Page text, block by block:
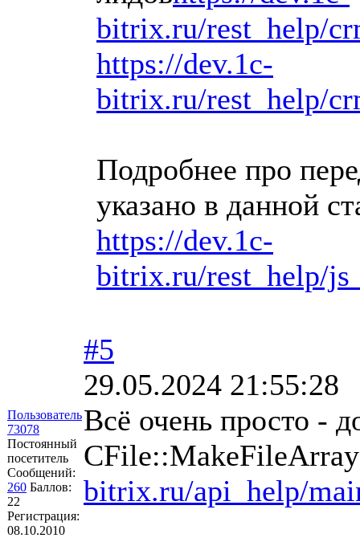
bitrix.ru/rest_help/
https://dev.1c-
bitrix.ru/rest_help/
Подробнее про
указано в данной
https://dev.1c-
bitrix.ru/rest_help/
Пользователь
73078
Постоянный
посетитель
Сообщений:
260 Баллов:
22
Регистрация:
08.10.2010
#5
29.05.2024 21:55:28
Всё очень просто -
bitrix.ru/api_help/